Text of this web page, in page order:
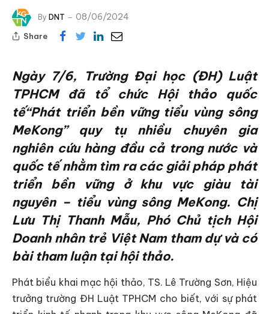
By DNT 08/06/2024
Share
Ngày 7/6, Trường Đại học (ĐH) Luật
TPHCM đã tổ chức Hội thảo quốc
tế“Phát triển bền vững tiểu vùng sông
MeKong” quy tụ nhiều chuyên gia
nghiên cứu hàng đầu cả trong nước và
quốc tế nhằm tìm ra các giải pháp phát
triển bền vững ở khu vực giàu tài
nguyên – tiểu vùng sông MeKong. Chị
Lưu Thị Thanh Mẫu, Phó Chủ tịch Hội
Doanh nhân trẻ Việt Nam tham dự và có
bài tham luận tại hội thảo.
Phát biểu khai mạc hội thảo, TS. Lê Trường Sơn, Hiệu
trưởng trường ĐH Luật TPHCM cho biết, với sự phát